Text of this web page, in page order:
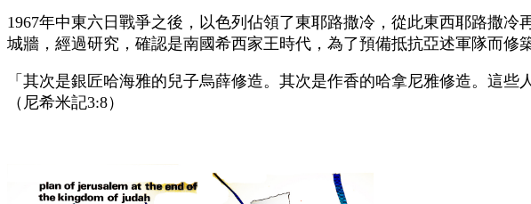
1967年中東六日戰爭之後，以色列佔領了東耶路撒冷，從此東西耶路撒
城牆，經過研究，確認是南國希西家王時代，為了預備抵抗亞述軍隊而修
「其次是銀匠哈海雅的兒子烏薛修造。其次是作香的哈拿尼雅修造。這些
（尼希米記3:8）